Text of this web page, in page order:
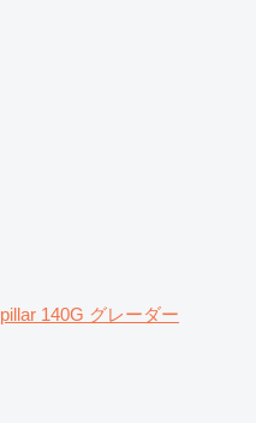
140G グレーダー